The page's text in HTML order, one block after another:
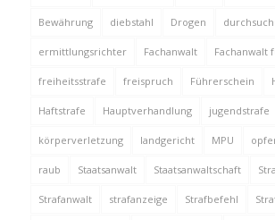
Bewährung diebstahl Drogen
ermittlungsrichter Fachanwalt Fachanwalt
freiheitsstrafe freispruch Führerschein
Haftstrafe Hauptverhandlung jugendstrafe
körperverletzung landgericht MPU
raub Staatsanwalt Staatsanwaltschaft
Strafanwalt strafanzeige Strafbefehl